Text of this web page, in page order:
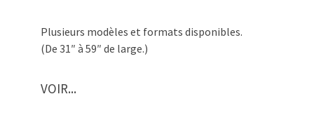
Plusieurs modèles et formats disponibles.
(De 31″ à 59″ de large.)
VOIR...